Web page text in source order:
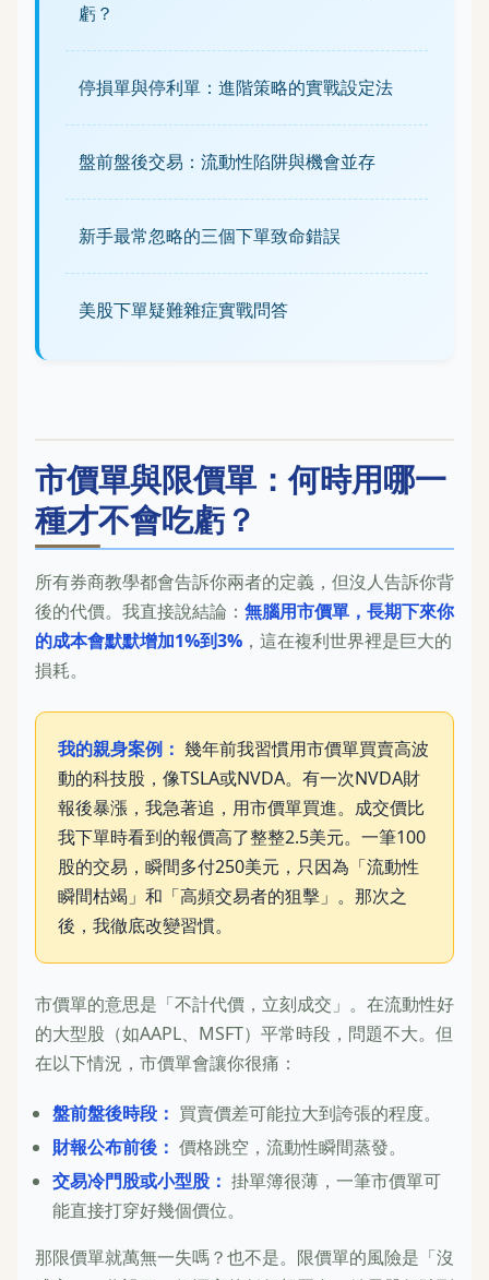
虧？
停損單與停利單：進階策略的實戰設定法
盤前盤後交易：流動性陷阱與機會並存
新手最常忽略的三個下單致命錯誤
美股下單疑難雜症實戰問答
市價單與限價單：何時用哪一
種才不會吃虧？
所有券商教學都會告訴你兩者的定義，但沒人告訴你背
後的代價。我直接說結論： 無腦用市價單，長期下來你
的成本會默默增加1%到3% ，這在複利世界裡是巨大的
損耗。
我的親身案例： 幾年前我習慣用市價單買賣高波
動的科技股，像TSLA或NVDA。有一次NVDA財
報後暴漲，我急著追，用市價單買進。成交價比
我下單時看到的報價高了整整2.5美元。一筆100
股的交易，瞬間多付250美元，只因為「流動性
瞬間枯竭」和「高頻交易者的狙擊」。那次之
後，我徹底改變習慣。
市價單的意思是「不計代價，立刻成交」。在流動性好
的大型股（如AAPL、MSFT）平常時段，問題不大。但
在以下情況，市價單會讓你很痛：
盤前盤後時段： 買賣價差可能拉大到誇張的程度。
財報公布前後： 價格跳空，流動性瞬間蒸發。
交易冷門股或小型股： 掛單簿很薄，一筆市價單可
能直接打穿好幾個價位。
那限價單就萬無一失嗎？也不是。限價單的風險是「沒